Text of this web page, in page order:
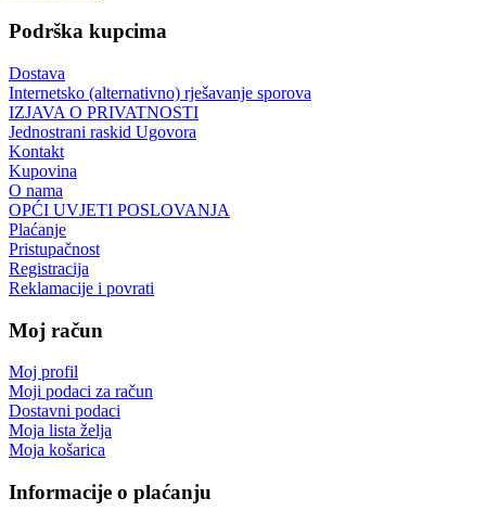
Podrška kupcima
Dostava
Internetsko (alternativno) rješavanje sporova
IZJAVA O PRIVATNOSTI
Jednostrani raskid Ugovora
Kontakt
Kupovina
O nama
OPĆI UVJETI POSLOVANJA
Plaćanje
Pristupačnost
Registracija
Reklamacije i povrati
Moj račun
Moj profil
Moji podaci za račun
Dostavni podaci
Moja lista želja
Moja košarica
Informacije o plaćanju